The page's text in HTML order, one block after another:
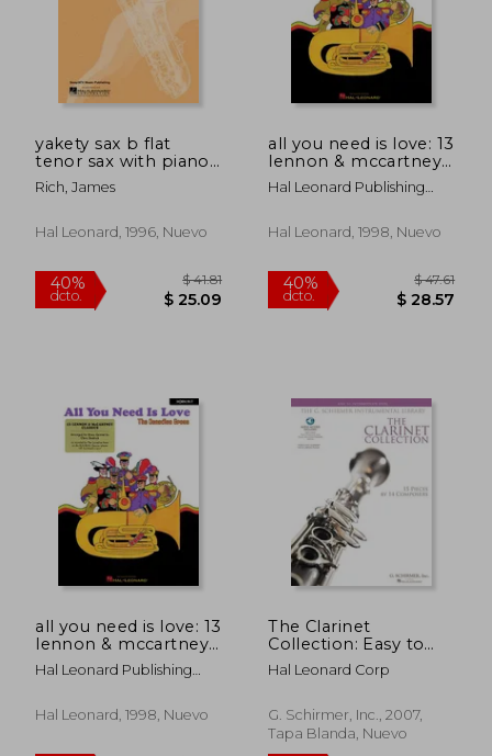
45% $ 41.86 45%
yakety sax b flat
tenor sax with piano
accompaniment (en
Inglés)
Rich, James
Hal Leonard, 1996, Nuevo
all you need is love: 13
lennon & mccartney
classics 1st trumpet
(en Inglés)
Hal Leonard Publishing
Hal Leonard, 1998, Nuevo
all you need is love: 13
lennon & mccartney
classics french horn
(en Inglés)
Hal Leonard Publishing
Hal Leonard, 1998, Nuevo
The Clarinet
Collection: Easy to
Intermediate Level 15
Pieces by 14
Schirmer
Instrumental Library
Hal Leonard Corp
G. Schirmer, Inc., 2007,
Tapa Blanda, Nuevo